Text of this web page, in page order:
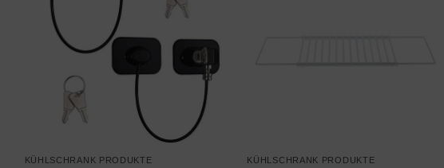
KÜHLSCHRANK PRODUKTE KÜHLSCHRANK PRODUKTE